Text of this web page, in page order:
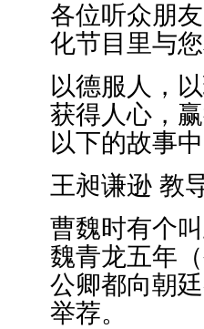
各位听众朋
化节目里与
以德服人，
获得人心，
以下的故事
王昶谦逊 教
曹魏时有个
魏青龙五年
公卿都向朝
举荐。